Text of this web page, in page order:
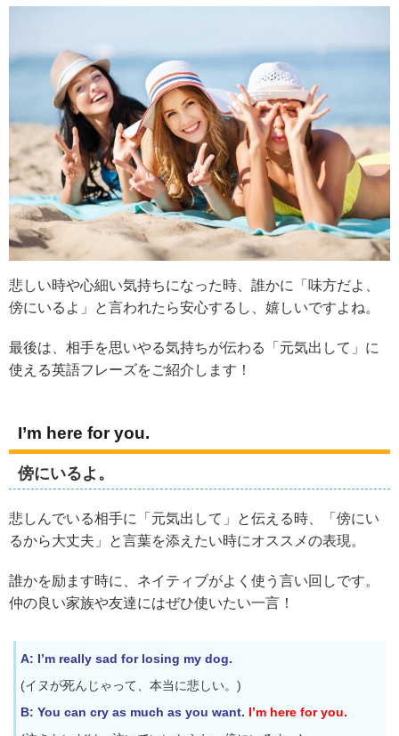
悲しい時や心細い気持ちになった時、誰かに「味方だよ、
傍にいるよ」と言われたら安心するし、嬉しいですよね。
最後は、相手を思いやる気持ちが伝わる「元気出して」に
使える英語フレーズをご紹介します！
I’m here for you.
傍にいるよ。
悲しんでいる相手に「元気出して」と伝える時、「傍にい
るから大丈夫」と言葉を添えたい時にオススメの表現。
誰かを励ます時に、ネイティブがよく使う言い回しです。
仲の良い家族や友達にはぜひ使いたい一言！
A: I’m really sad for losing my dog.
(イヌが死んじゃって、本当に悲しい。)
B: You can cry as much as you want. I’m here for you.